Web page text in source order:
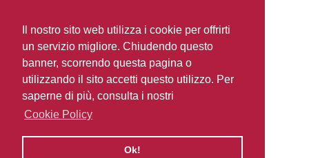
Il nostro sito web utilizza i cookie per offrirti
un servizio migliore. Chiudendo questo
banner, scorrendo questa pagina o
utilizzando il sito accetti questo utilizzo. Per
saperne di più, consulta i nostri
Cookie Policy
Ok!